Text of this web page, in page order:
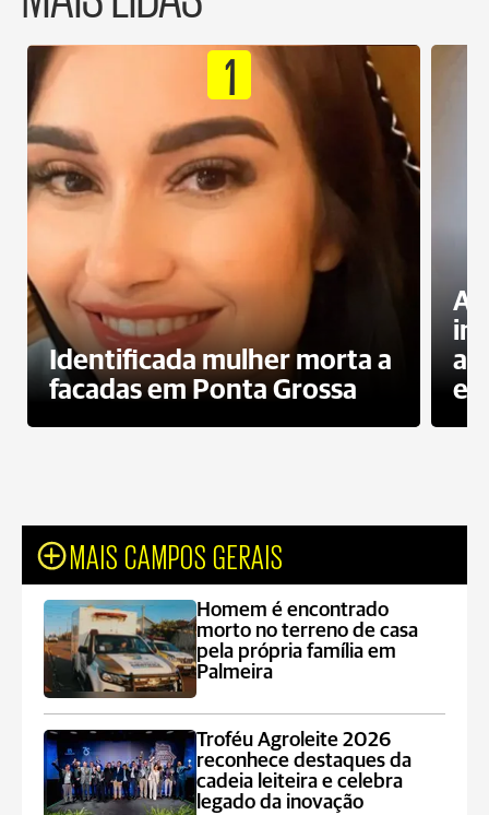
1
Identificada mulher morta a
facadas em Ponta Grossa
MAIS CAMPOS GERAIS
Homem é encontrado
morto no terreno de casa
pela própria família em
Palmeira
Troféu Agroleite 2026
reconhece destaques da
cadeia leiteira e celebra
legado da inovação